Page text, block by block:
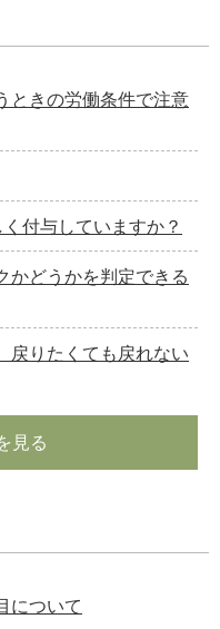
ときの労働条件で注意
付与していますか？
かどうかを判定できる
戻りたくても戻れない
見る
について